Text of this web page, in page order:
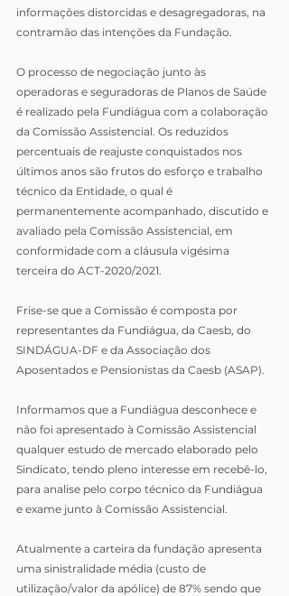
informações distorcidas e desagregadoras, na
contramão das intenções da Fundação.
O processo de negociação junto às
operadoras e seguradoras de Planos de Saúde
é realizado pela Fundiágua com a colaboração
da Comissão Assistencial. Os reduzidos
percentuais de reajuste conquistados nos
últimos anos são frutos do esforço e trabalho
técnico da Entidade, o qual é
permanentemente acompanhado, discutido e
avaliado pela Comissão Assistencial, em
conformidade com a cláusula vigésima
terceira do ACT-2020/2021.
Frise-se que a Comissão é composta por
representantes da Fundiágua, da Caesb, do
SINDÁGUA-DF e da Associação dos
Aposentados e Pensionistas da Caesb (ASAP).
Informamos que a Fundiágua desconhece e
não foi apresentado à Comissão Assistencial
qualquer estudo de mercado elaborado pelo
Sindicato, tendo pleno interesse em recebê-lo,
para analise pelo corpo técnico da Fundiágua
e exame junto à Comissão Assistencial.
Atualmente a carteira da fundação apresenta
uma sinistralidade média (custo de
utilização/valor da apólice) de 87% sendo que